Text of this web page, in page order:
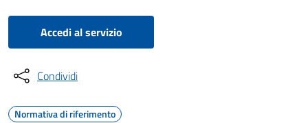
Accedi al servizio
Condividi
Normativa di riferimento